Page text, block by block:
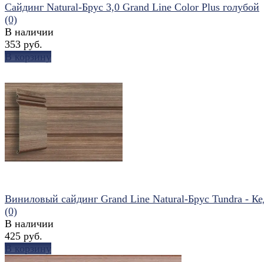
избранное сравнить
Сайдинг Natural-Брус 3,0 Grand Line Color Plus голубой
(0)
В наличии
353 руб.
В корзину
Виниловый сайдинг Grand Line Natural-Брус Tundra -
(0)
В наличии
425 руб.
В корзину